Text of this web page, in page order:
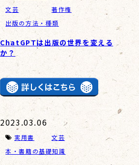
文芸
著作権
出版の方法・種類
ChatGPTは出版の世界を変える
か？
2023.03.06
実用書
文芸
本・書籍の基礎知識